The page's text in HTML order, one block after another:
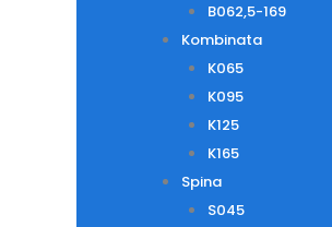
B062,5-169
Kombinata
K065
K095
K125
K165
Spina
S045